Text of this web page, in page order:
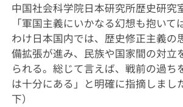
中国社会科学院日本研究所歴史研究
「軍国主義にいかなる幻想も抱いて
わけ日本国内では、歴史修正主義の
備拡張が進み、民族や国家間の対立
られる。総じて言えば、戦前の過ち
は十分にある」と明確に指摘しまし
下）